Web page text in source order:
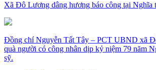
Xã Đô Lương dâng hương báo công tại
Đồng chí Nguyễn Tất Tây – PCT UBND xã
quà người có công nhân dịp kỷ niệm 79 năm
sỹ.